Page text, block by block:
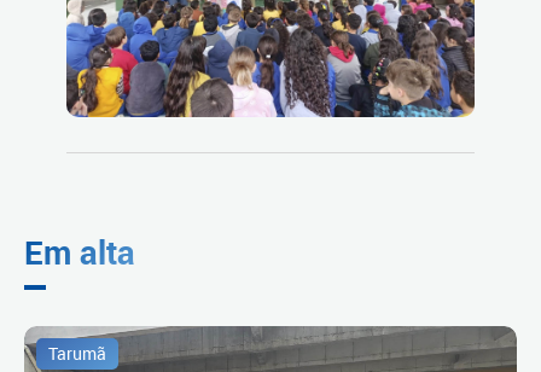
Em alta
Tarumã